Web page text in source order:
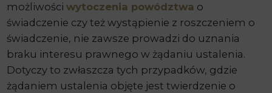
możliwościwytoczenia powództwa o
świadczenie czy też wystąpienie z roszczeniem o
świadczenie, nie zawsze prowadzi do uznania
braku interesu prawnego w żądaniu ustalenia.
Dotyczy to zwłaszcza tych przypadków, gdzie
żądaniem ustalenia objęte jest twierdzenie o